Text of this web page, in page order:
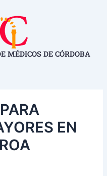
MÉDICOS DE CÓRDOBA
EN